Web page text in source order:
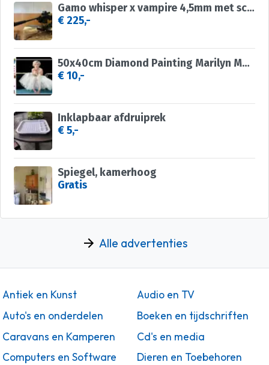
Gamo whisper x vampire 4,5mm met scope
€ 225,-
50x40cm Diamond Painting Marilyn Monroe (rond) nr 2026
€ 10,-
Inklapbaar afdruiprek
€ 5,-
Spiegel, kamerhoog
Gratis
Alle advertenties
Antiek en Kunst
Audio en TV
Auto's en onderdelen
Boeken en tijdschriften
Caravans en Kamperen
Cd's en media
Computers en Software
Dieren en Toebehoren